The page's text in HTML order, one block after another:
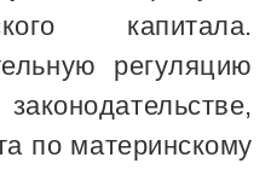
капитала.
регуляцию
по материнскому